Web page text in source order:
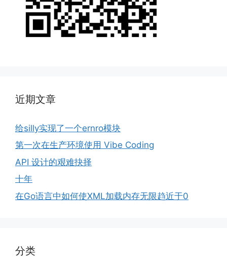
近期文章
给silly实现了一个ernro模块
第一次在生产环境使用 Vibe Coding
API 设计的艰难抉择
十年
在Go语言中如何使XML加载内存无限趋近于0
分类